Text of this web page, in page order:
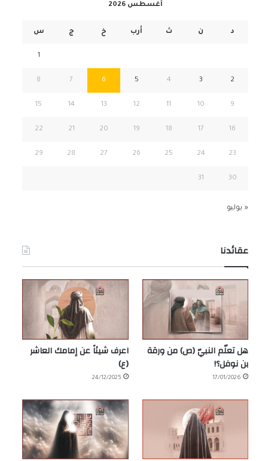
أغسطس 2026
د ن ث أرب خ ج س
1
2
3
4
5
6
7
8
9
10
11
12
13
14
15
16
17
18
19
20
21
22
23
24
25
26
27
28
29
30
31
« يوليو
عقائدنا
هل تعلّم النبيّ (ص) من ورقة
بن نوفل؟!
17/01/2026
اعرف شيئاً عن إمامك العاشر
(ع)
24/12/2025